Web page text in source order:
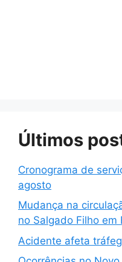
Últimos
Cronograma de
agosto
Mudança na
no Salgado Filho em
Acidente afeta